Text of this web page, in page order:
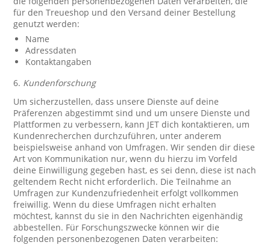
für den Treueshop und den Versand deiner Bestellung
genutzt werden:
Name
Adressdaten
Kontaktangaben
6. Kundenforschung
Um sicherzustellen, dass unsere Dienste auf deine
Präferenzen abgestimmt sind und um unsere Dienste und
Plattformen zu verbessern, kann JET dich kontaktieren, um
Kundenrecherchen durchzuführen, unter anderem
beispielsweise anhand von Umfragen. Wir senden dir diese
Art von Kommunikation nur, wenn du hierzu im Vorfeld
deine Einwilligung gegeben hast, es sei denn, diese ist nach
geltendem Recht nicht erforderlich. Die Teilnahme an
Umfragen zur Kundenzufriedenheit erfolgt vollkommen
freiwillig. Wenn du diese Umfragen nicht erhalten
möchtest, kannst du sie in den Nachrichten eigenhändig
abbestellen. Für Forschungszwecke können wir die
folgenden personenbezogenen Daten verarbeiten: